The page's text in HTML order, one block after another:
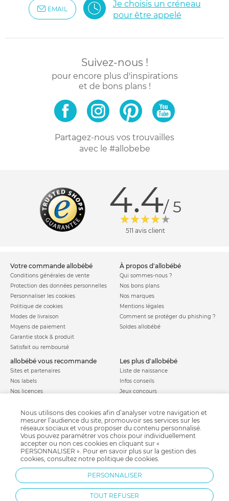
EMAIL
Je choisis un créneau
pour être appelé
Suivez-nous !
pour encore plus d'inspirations
et de bons plans !
Partagez-nous vos trouvailles
avec le #allobebe
4.4/ 5
511 avis client
votre commande allobébé
Conditions générales de vente
Protection des données personnelles
Personnaliser les cookies
Politique de cookies
Modes de livraison
Moyens de paiement
Garantie stock & produit
Satisfait ou remboursé
à propos d'allobébé
Qui sommes-nous ?
Nos bons plans
Nos marques
Mentions légales
Comment se protéger du phishing ?
Soldes allobébé
allobébé vous recommande
Sites et partenaires
Nos labels
Nos licences
les plus d'allobébé
Liste de naissance
Infos conseils
Jeux concours
Parrainage
Paiement sécurisé
Charte qualité
Nous utilisons des cookies afin d’analyser votre navigation et
mesurer l’audience du site, promouvoir ses services sur les
réseaux sociaux et vous proposer du contenu personnalisé.
Vous pouvez paramétrer vos choix pour individuellement
accepter ou non ces cookies en cliquant sur «
PERSONNALISER ». Pour en savoir plus sur la gestion des
cookies, consultez notre politique de cookies.
PERSONNALISER
TOUT REFUSER